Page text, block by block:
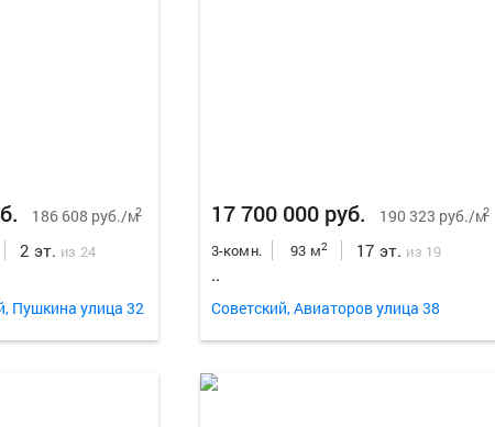
186 608 руб./м2
2 эт. из 24
Пушкина улица 32
17 700 000 руб. 190 323 руб./м2
3-комн. 93 м2 17 эт. из 19
..
Советский, Авиаторов улица 38